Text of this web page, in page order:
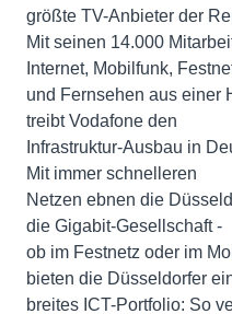
größte TV-Anbieter der
Mit seinen 14.000
Internet, Mobilfunk,
und Fernsehen aus einer
treibt Vodafone den
Infrastruktur-Ausbau in
Mit immer schnelleren
Netzen ebnen die
die Gigabit-Gesellschaft -
ob im Festnetz oder im
bieten die Düsseldorfer
breites ICT-Portfolio: So